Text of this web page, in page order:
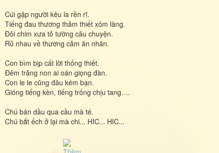
Cúi gập người kêu la rền rĩ.
Tiếng đau thương thảm thiết xóm làng.
Đôi chim xưa tỏ tường câu chuyện.
Rủ nhau về thương cảm ân nhân.
Con bìm bịp cất lời thống thiết.
Đêm trăng non ai oán giọng đàn.
Con le le cũng đâu kém bạn.
Gióng tiếng kèn, tiếng trống chịu tang….
Chú bán dầu qua cầu mà té.
Chú bắt ếch ở lại mà chi... HIC... HIC...